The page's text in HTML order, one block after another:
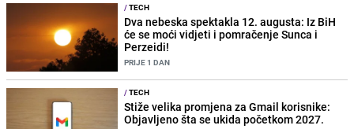
/TECH
Dva nebeska spektakla 12. augusta: Iz BiH
će se moći vidjeti i pomračenje Sunca i
Perzeidi!
PRIJE 1 DAN
/TECH
Stiže velika promjena za Gmail korisnike:
Objavljeno šta se ukida početkom 2027.